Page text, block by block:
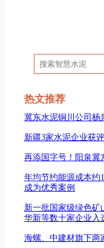
搜
索
热文推荐
冀东水泥铜川公司杨
新疆3家水泥企业获
再添国字号！阳泉冀
年均节约能源成本约
成为优秀案例
新一批国家级绿色矿
华新等数十家企业入
海螺、中建材旗下两